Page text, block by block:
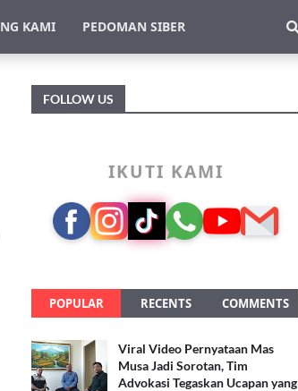
KAMI PEDOMAN SIBER
FOLLOW US
IKUTI KAMI
POPULAR RECENTS COMMENTS
Viral Video Pernyataan Mas
Musa Jadi Sorotan, Tim
Advokasi Tegaskan Ucapan yang